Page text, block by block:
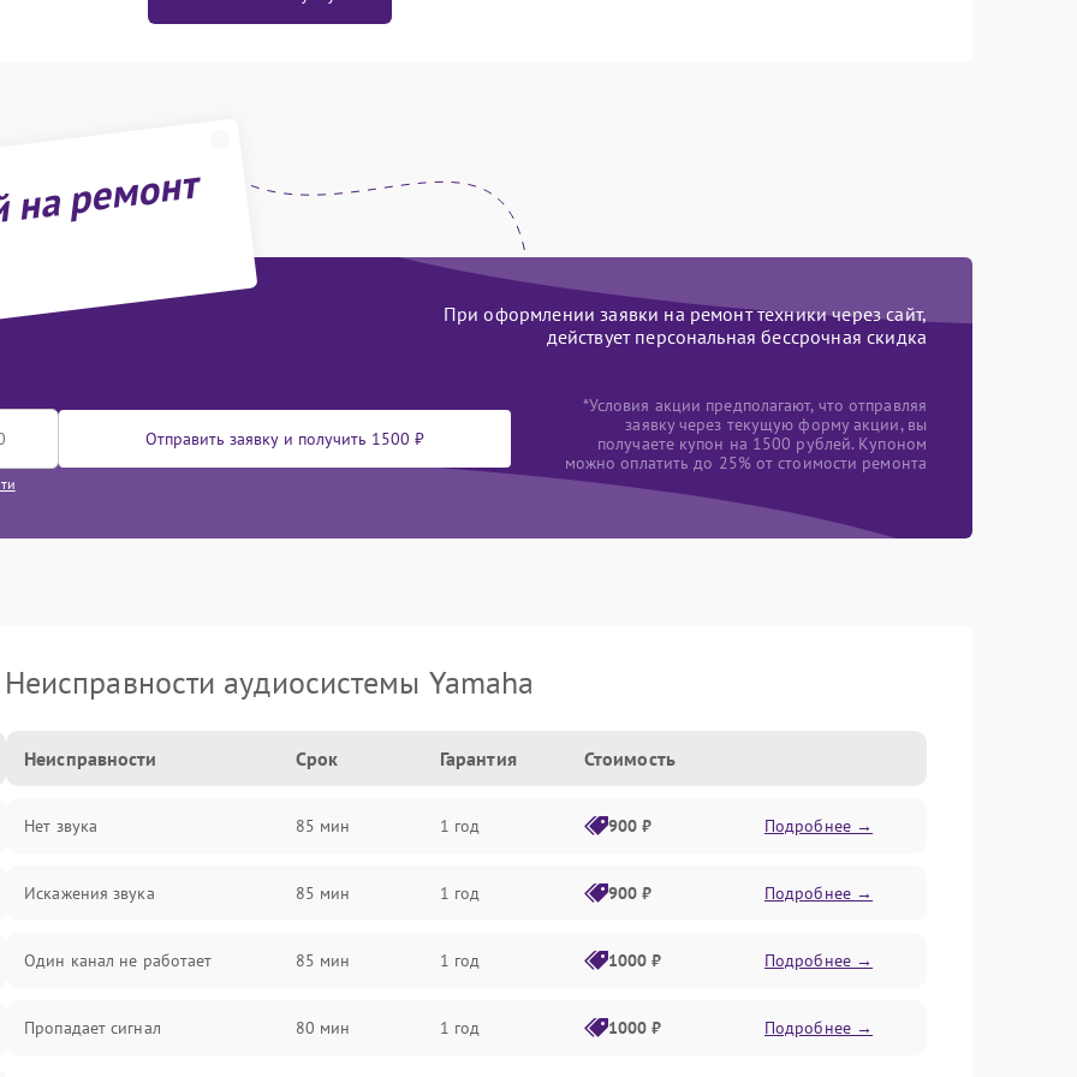
ремонт
При оформлении заявки на ремонт техники через сайт,
действует персональная бессрочная скидка
Отправить заявку и получить 1500 ₽
*Условия акции предполагают, что отправляя
заявку через текущую форму акции, вы
получаете купон на 1500 рублей. Купоном
можно оплатить до 25% от стоимости ремонта
Неисправности аудиосистемы Yamaha
Неисправности Срок Гарантия Стоимость
Нет звука 85 мин 1 год 900 ₽ Подробнее →
Искажения звука 85 мин 1 год 900 ₽ Подробнее →
Один канал не работает 85 мин 1 год 1000 ₽ Подробнее →
Пропадает сигнал 80 мин 1 год 1000 ₽ Подробнее →